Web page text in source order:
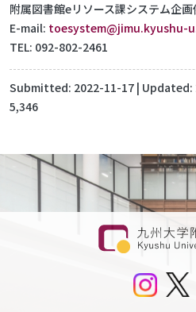
附属図書館eリソース課システム企画
E-mail: toesystem@jimu.kyushu-
TEL: 092-802-2461
Submitted: 2022-11-17 | Updated:
5,346